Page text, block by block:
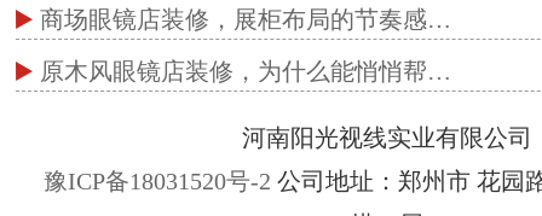
商场眼镜店装修，展柜布局的节奏感…
原木风眼镜店装修，为什么能悄悄帮…
河南阳光视线实业有限公司
豫ICP备18031520号-2 公司地址：郑州市 花园